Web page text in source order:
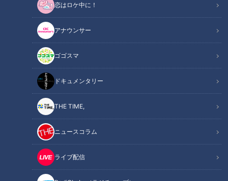
恋はロケ中に！
アナウンサー
ゴゴスマ
ドキュメンタリー
THE TIME,
ニュースコラム
ライブ配信
高知県ではメインに!?
夏バテ対策にも期待
高知県おすすめレシピ
オススメ関連コンテンツ
高知県ではメインに!?
ミョウガは鮮やかな紅色とシャキシャキとした食感、爽やかで
上品な香り、ほのかな辛みが特徴の野菜です。
食用としているのは花のつぼみの部分で、「花ミョウガ」とも
呼ばれています。